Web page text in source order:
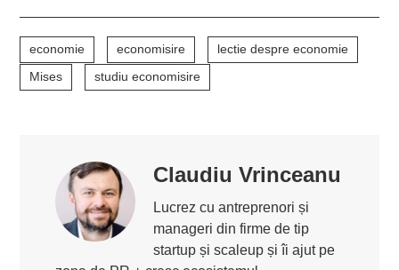
economie economisire
lectie despre economie
Mises
studiu economisire
Claudiu Vrinceanu
Lucrez cu antreprenori și
manageri din firme de tip
startup și scaleup și îi ajut pe